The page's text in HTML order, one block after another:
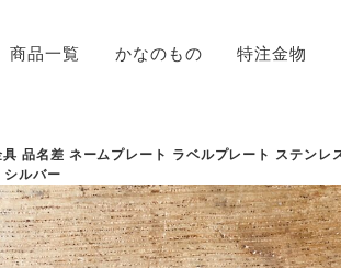
商品一覧 かなのもの 特注金物
品名差 ネームプレート ラベルプレート ステンレ
ルバー